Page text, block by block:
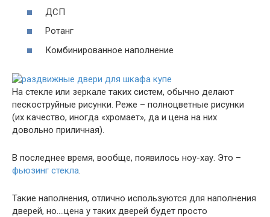
ДСП
Ротанг
Комбинированное наполнение
На стекле или зеркале таких систем, обычно делают
пескоструйные рисунки. Реже – полноцветные рисунки
(их качество, иногда «хромает», да и цена на них
довольно приличная).
В последнее время, вообще, появилось ноу-хау. Это –
фьюзинг стекла
Такие наполнения, отлично используются для наполнения
дверей, но….цена у таких дверей будет просто